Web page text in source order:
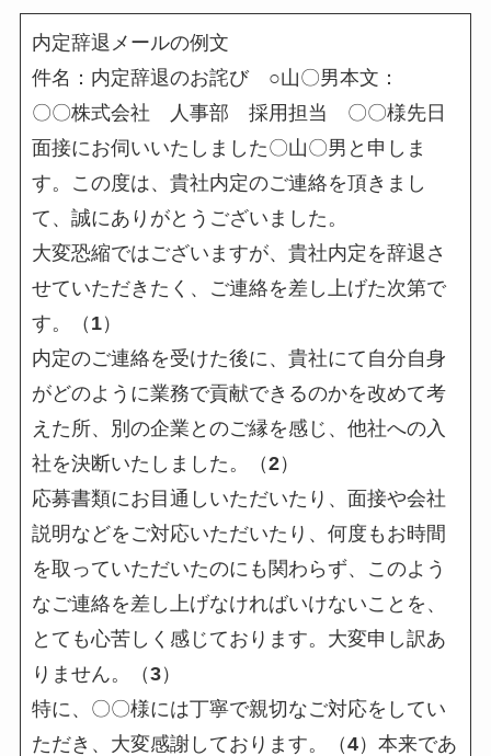
内定辞退メールの例文
件名：内定辞退のお詫び ○山〇男本文：
〇〇株式会社 人事部 採用担当 〇〇様先日
面接にお伺いいたしました〇山〇男と申しま
す。この度は、貴社内定のご連絡を頂きまし
て、誠にありがとうございました。
大変恐縮ではございますが、貴社内定を辞退さ
せていただきたく、ご連絡を差し上げた次第で
す。（ 1）
内定のご連絡を受けた後に、貴社にて自分自身
がどのように業務で貢献できるのかを改めて考
えた所、別の企業とのご縁を感じ、他社への入
社を決断いたしました。（2）
応募書類にお目通しいただいたり、面接や会社
説明などをご対応いただいたり、何度もお時間
を取っていただいたのにも関わらず、このよう
なご連絡を差し上げなければいけないことを、
とても心苦しく感じております。大変申し訳あ
りません。（3）
特に、〇〇様には丁寧で親切なご対応をしてい
ただき、大変感謝しております。（4）本来であ